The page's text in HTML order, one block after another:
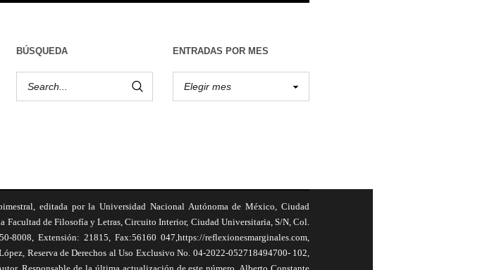
BÚSQUEDA ENTRADAS POR MES
editada por la Universidad Nacional Autónoma de México, Ciudad
de Filosofía y Letras, Circuito Interior, Ciudad Universitaria, S/N, Col.
Extensión: 21815, Fax:56160 047,https://reflexionesmarginales.com,
Reserva de Derechos al Uso Exclusivo No. 04-2022-052718494700- 102,